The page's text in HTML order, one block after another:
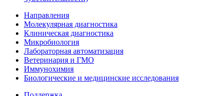
Направления
Молекулярная диагностика
Клиническая диагностика
Микробиология
Лабораторная автоматизация
Ветеринария и ГМО
Иммунохимия
Биологические и медицинские исследования